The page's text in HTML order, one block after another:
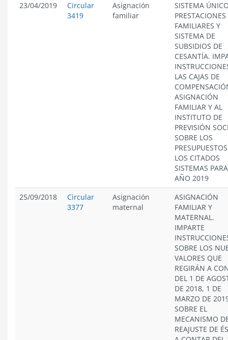
23/04/2019
Circular
3419
Asignación
familiar
SISTEMA
PRESTACIONES
FAMILIARES Y
SISTEMA DE
SUBSIDIOS DE
CESANTÍA.
LAS CAJAS DE
ASIGNACIÓN
FAMILIAR Y AL
INSTITUTO DE
PREVISIÓN
SOBRE LOS
LOS CITADOS
SISTEMAS
AÑO 2019
25/09/2018
Circular
3377
Asignación
maternal
ASIGNACIÓN
FAMILIAR Y
MATERNAL.
IMPARTE
SOBRE LOS
VALORES QUE
REGIRÁN A
DEL 1 DE
DE 2018, 1 DE
MARZO DE
SOBRE EL
MECANISMO
REAJUSTE DE